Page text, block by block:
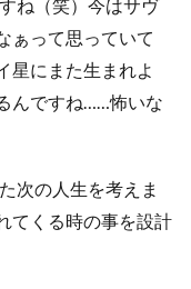
ね（笑）今はサヴ
ぁって思っていて
星にまた生まれよ
んですね……怖いな
次の人生を考えま
てくる時の事を設計